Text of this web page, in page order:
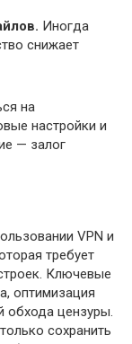
Иногда
снижает
на
настройки и
— залог
VPN и
требует
Ключевые
оптимизация
обхода цензуры.
сохранить